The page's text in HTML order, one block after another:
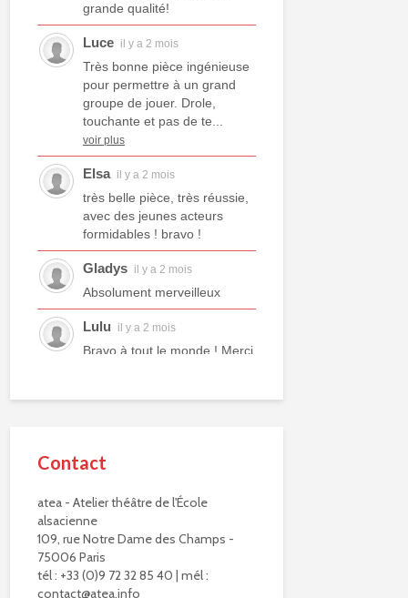
grande qualité!
Luce il y a 2 mois
Très bonne pièce ingénieuse
pour permettre à un grand
groupe de jouer. Drole,
touchante et pas de te...
voir plus
Elsa il y a 2 mois
très belle pièce, très réussie,
avec des jeunes acteurs
formidables ! bravo !
Gladys il y a 2 mois
Absolument merveilleux
Lulu il y a 2 mois
Bravo à tout le monde ! Merci
Murielle R.
Bravo à eux. Bravo à vous !
Virginie Delisle
Bravo à toute l'équipe de
L'ATEA.
Un choix exigeant.
Contact
atea - Atelier théâtre de l'École
alsacienne
109, rue Notre Dame des Champs -
75006 Paris
tél : +33 (0)9 72 32 85 40 | mél :
contact@atea.info